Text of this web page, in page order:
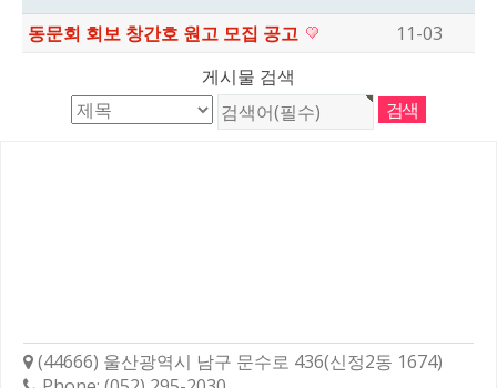
동문회 회보 창간호 원고 모집 공고
11-03
게시물 검색
(44666) 울산광역시 남구 문수로 436(신정2동 1674)